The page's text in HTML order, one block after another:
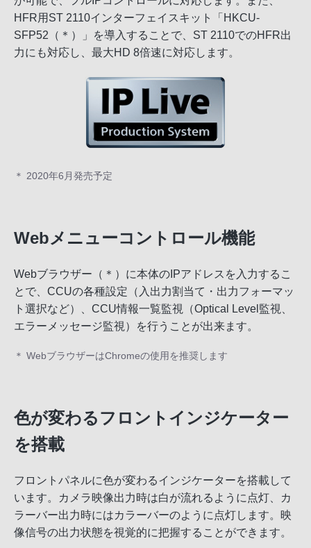
HFR用ST 2110インターフェイスキット「HKCU-
SFP52（＊）」を導入することで、ST 2110でのHFR出
力にも対応し、最大HD 8倍速に対応します。
＊ 2020年6月発売予定
Webメニューコントロール機能
Webブラウザー（＊）に本体のIPアドレスを入力するこ
とで、CCUの各種設定（入出力割当て・出力フォーマッ
ト選択など）、CCU情報一覧監視（Optical Level監視、
エラーメッセージ監視）を行うことが出来ます。
＊ WebブラウザーはChromeの使用を推奨します
色が変わるフロントインジケーター
を搭載
フロントパネルに色が変わるインジケーターを搭載して
います。カメラ映像出力時は白が流れるように点灯、カ
ラーバー出力時にはカラーバーのように点灯します。映
像信号の出力状態を視覚的に把握することができます。